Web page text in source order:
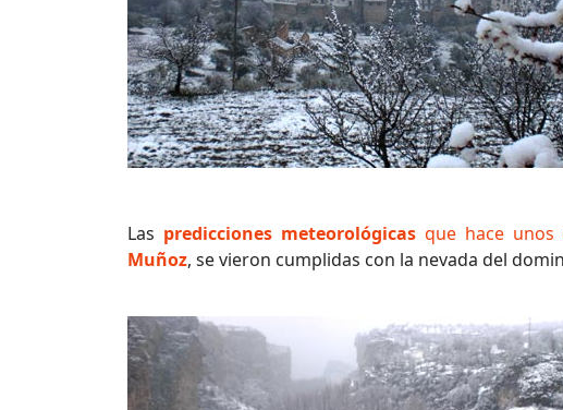
Las predicciones meteorológicasque hace unos
Muñoz, se vieron cumplidas con la nevada del